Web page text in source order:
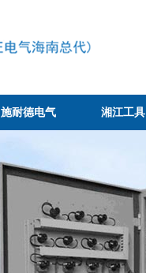
施耐德电气 湘江工具